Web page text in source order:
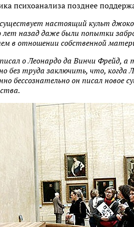
психоанализа позднее
настоящий культ
лет назад даже были попытки
в отношении собственной
о Леонардо да Винчи Фрейд, а
без труда заключить, что, когда
бессознательно он писал новое